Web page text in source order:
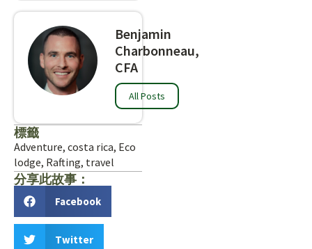
Benjamin
Charbonneau,
CFA
All Posts
標籤
Adventure, costa rica, Eco
lodge, Rafting, travel
分享此故事：
Facebook
Twitter